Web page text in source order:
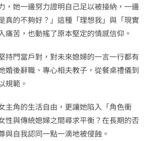
，她一邊努力證明自己足以被接納，一邊
真的不夠好？」這種「理想我」與「現實
痛苦，也動搖了原本堅定的情感信仰。
持門當戶對，對未來媳婦的一言一行都有
婚後辭職、專心相夫教子，從餐桌禮儀到
規範。
主角的生活自由，更讓她陷入「角色衝
性與傳統媳婦之間尋求平衡？在長期的否
與自我認同一點一滴地被侵蝕。